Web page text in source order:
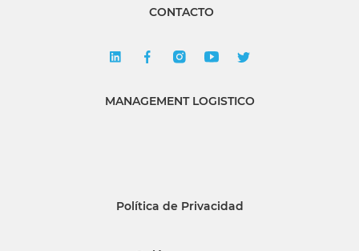
CONTACTO
MANAGEMENT LOGISTICO
Política de Privacidad